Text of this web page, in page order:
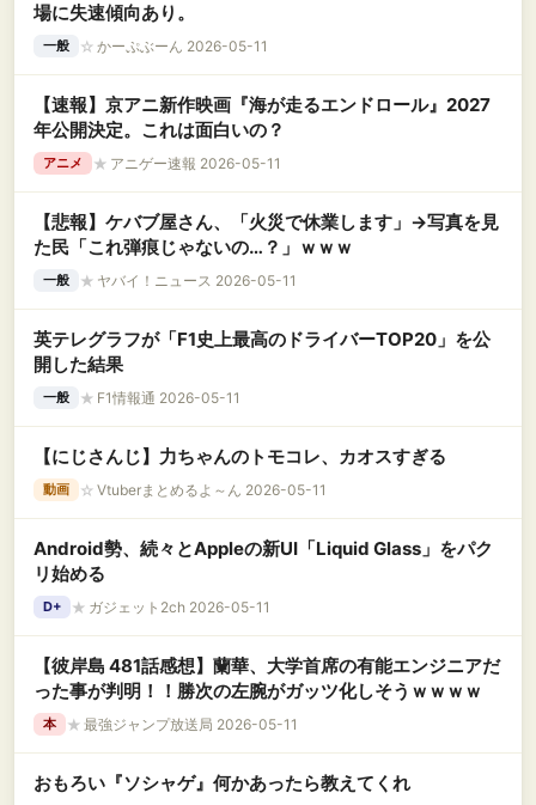
場に失速傾向あり。
一般 ☆ かーぷぶーん 2026-05-11
【速報】京アニ新作映画『海が走るエンドロール』2027
年公開決定。これは面白いの？
アニメ ★ アニゲー速報 2026-05-11
【悲報】ケバブ屋さん、「火災で休業します」→写真を見
た民「これ弾痕じゃないの…？」ｗｗｗ
一般 ★ ヤバイ！ニュース 2026-05-11
英テレグラフが「F1史上最高のドライバーTOP20」を公
開した結果
一般 ★ F1情報通 2026-05-11
【にじさんじ】力ちゃんのトモコレ、カオスすぎる
動画 ☆ Vtuberまとめるよ～ん 2026-05-11
Android勢、続々とAppleの新UI「Liquid Glass」をパク
リ始める
D+ ★ ガジェット2ch 2026-05-11
【彼岸島 481話感想】蘭華、大学首席の有能エンジニアだ
った事が判明！！勝次の左腕がガッツ化しそうｗｗｗｗ
本 ★ 最強ジャンプ放送局 2026-05-11
おもろい『ソシャゲ』何かあったら教えてくれ